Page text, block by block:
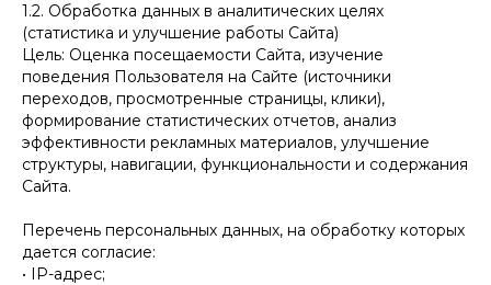
1.2. Обработка данных в аналитических целях
(статистика и улучшение работы Сайта)
Цель: Оценка посещаемости Сайта, изучение
поведения Пользователя на Сайте (источники
переходов, просмотренные страницы, клики),
формирование статистических отчетов, анализ
эффективности рекламных материалов, улучшение
структуры, навигации, функциональности и содержания
Сайта.
Перечень персональных данных, на обработку которых
дается согласие:
• IP-адрес;